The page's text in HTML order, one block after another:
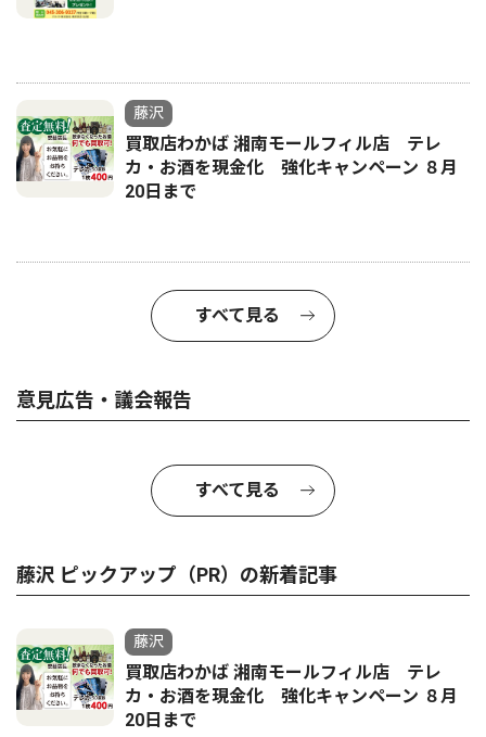
藤沢
買取店わかば 湘南モールフィル店 テレ
カ・お酒を現金化 強化キャンペーン ８月
20日まで
すべて見る
意見広告・議会報告
すべて見る
藤沢 ピックアップ（PR）の新着記事
藤沢
買取店わかば 湘南モールフィル店 テレ
カ・お酒を現金化 強化キャンペーン ８月
20日まで